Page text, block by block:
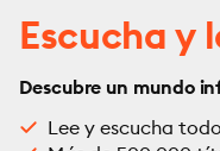
Escucha y
Descubre un mundo
Lee y escucha